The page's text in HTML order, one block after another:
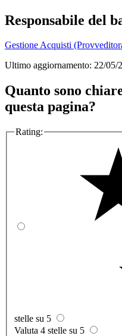
Responsabile del
Gestione Acquisti
Ultimo aggiornamento: 22/05/
Quanto sono
questa pagina?
Rating:
stelle su 5
Valuta 4 stelle su 5